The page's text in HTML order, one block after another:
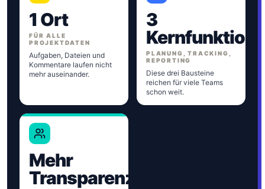
1 Ort
FÜR ALLE
PROJEKTDATEN
Aufgaben, Dateien und
Kommentare laufen nicht
mehr auseinander.
3
PLANUNG, TRACKING,
REPORTING
Diese drei Bausteine
reichen für viele Teams
schon weit.
Mehr
Transparenz